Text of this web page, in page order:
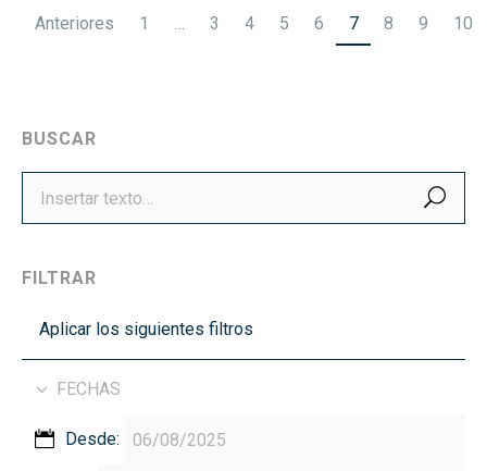
de
Anteriores 1 … 3 4 5 6 7 8 9 10
BUSCAR
FILTRAR
Aplicar los siguientes filtros
FECHAS
Desde: